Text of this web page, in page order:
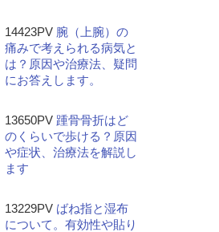
14423PV 腕（上腕）の
痛みで考えられる病気と
は？原因や治療法、疑問
にお答えします。
13650PV 踵骨骨折はど
のくらいで歩ける？原因
や症状、治療法を解説し
ます
13229PV ばね指と湿布
について。有効性や貼り